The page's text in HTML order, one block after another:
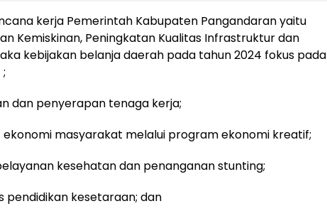
kerja Pemerintah Kabupaten Pangandaran yaitu
Kemiskinan, Peningkatan Kualitas Infrastruktur dan
kebijakan belanja daerah pada tahun 2024 fokus pada
dan penyerapan tenaga kerja;
ekonomi masyarakat melalui program ekonomi kreatif;
kesehatan dan penanganan stunting;
pendidikan kesetaraan; dan